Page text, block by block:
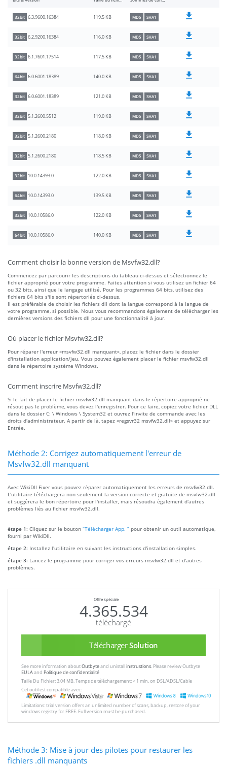
32bit 6.3.9600.16384 119.5 KB MD5 SHA1
32bit 6.2.9200.16384 116.0 KB MD5 SHA1
32bit 6.1.7601.17514 117.5 KB MD5 SHA1
64bit 6.0.6001.18389 140.0 KB MD5 SHA1
32bit 6.0.6001.18389 121.0 KB MD5 SHA1
32bit 5.1.2600.5512 119.0 KB MD5 SHA1
32bit 5.1.2600.2180 118.0 KB MD5 SHA1
32bit 5.1.2600.2180 118.5 KB MD5 SHA1
32bit 10.0.14393.0 122.0 KB MD5 SHA1
64bit 10.0.14393.0 139.5 KB MD5 SHA1
32bit 10.0.10586.0 122.0 KB MD5 SHA1
64bit 10.0.10586.0 140.0 KB MD5 SHA1
Comment choisir la bonne version de Msvfw32.dll?
Commencez par parcourir les descriptions du tableau ci-dessus et sélectionnez le
fichier approprié pour votre programme. Faites attention si vous utilisez un fichier 64
ou 32 bits, ainsi que le langage utilisé. Pour les programmes 64 bits, utilisez des
fichiers 64 bits s'ils sont répertoriés ci-dessus.
Il est préférable de choisir les fichiers dll dont la langue correspond à la langue de
votre programme, si possible. Nous vous recommandons également de télécharger les
dernières versions des fichiers dll pour une fonctionnalité à jour.
Où placer le fichier Msvfw32.dll?
Pour réparer l'erreur «msvfw32.dll manquant», placez le fichier dans le dossier
d'installation application/jeu. Vous pouvez également placer le fichier msvfw32.dll
dans le répertoire système Windows.
Comment inscrire Msvfw32.dll?
Si le fait de placer le fichier msvfw32.dll manquant dans le répertoire approprié ne
résout pas le problème, vous devez l'enregistrer. Pour ce faire, copiez votre fichier DLL
dans le dossier C: \ Windows \ System32 et ouvrez l'invite de commande avec les
droits d'administrateur. A partir de là, tapez «regsvr32 msvfw32.dll» et appuyez sur
Entrée.
Méthode 2: Corrigez automatiquement l'erreur de
Msvfw32.dll manquant
Avec WikiDll Fixer vous pouvez réparer automatiquement les erreurs de msvfw32.dll.
L'utilitaire téléchargera non seulement la version correcte et gratuite de msvfw32.dll
et suggérera le bon répertoire pour l'installer, mais résoudra également d'autres
problèmes liés au fichier msvfw32.dll.
étape 1: Cliquez sur le bouton “Télécharger App. ” pour obtenir un outil automatique,
fourni par WikiDll.
étape 2: Installez l'utilitaire en suivant les instructions d'installation simples.
étape 3: Lancez le programme pour corriger vos erreurs msvfw32.dll et d'autres
problèmes.
Offre spéciale
4.365.534
téléchargé
TéléchargerSolution
See more information aboutOutbyteand unistallinstrustions. Please review Outbyte
EULAand Politique de confidentialité
Taille Du Fichier: 3.04 MB, Temps de téléchargement: < 1 min. on DSL/ADSL/Cable
Cet outil est compatible avec:
Limitations: trial version offers an unlimited number of scans, backup, restore of your
windows registry for FREE. Full version must be purchased.
Méthode 3: Mise à jour des pilotes pour restaurer les
fichiers .dll manquants